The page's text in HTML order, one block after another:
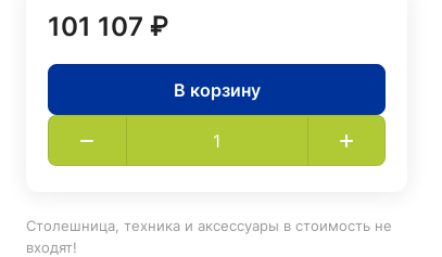
101 107 ₽
В корзину
Столешница, техника и аксессуары в стоимость не
входят!